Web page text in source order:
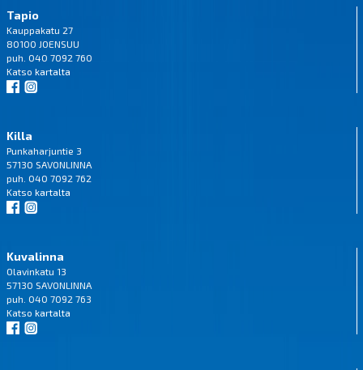
Tapio
Kauppakatu 27
80100 JOENSUU
puh. 040 7092 760
Katso kartalta
Killa
Punkaharjuntie 3
57130 SAVONLINNA
puh. 040 7092 762
Katso kartalta
Kuvalinna
Olavinkatu 13
57130 SAVONLINNA
puh. 040 7092 763
Katso kartalta